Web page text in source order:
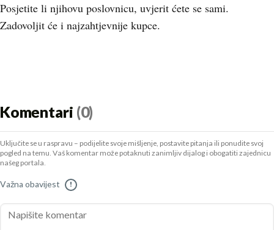
Posjetite li njihovu poslovnicu, uvjerit ćete se sami.
Zadovoljit će i najzahtjevnije kupce.
Komentari (0)
Uključite se u raspravu – podijelite svoje mišljenje, postavite pitanja ili ponudite svoj
pogled na temu. Vaš komentar može potaknuti zanimljiv dijalog i obogatiti zajednicu
našeg portala.
Važna obavijest !